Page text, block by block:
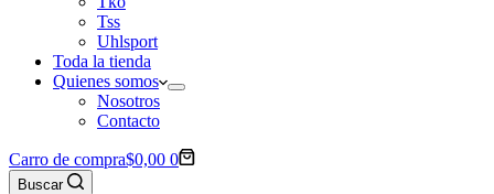
Tss
Uhlsport
Toda la tienda
Quienes somos
Nosotros
Contacto
Carro de compra$0,00 0
Buscar